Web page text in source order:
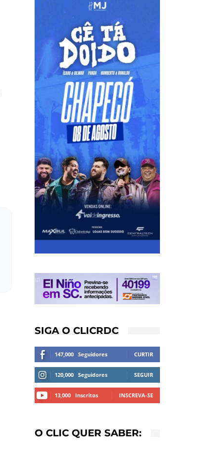
SIGA O CLICRDC
147,000 Seguidores CURTIR
120,000 Seguidores SEGUIR
13,000 Inscritos INSCREVA-SE
O CLIC QUER SABER: